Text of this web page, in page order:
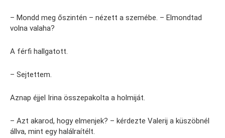
– Mondd meg őszintén – nézett a szemébe. – Elmondtad
volna valaha?
A férfi hallgatott.
– Sejtettem.
Aznap éjjel Irina összepakolta a holmiját.
– Azt akarod, hogy elmenjek? – kérdezte Valerij a küszöbnél
állva, mint egy halálraítélt.